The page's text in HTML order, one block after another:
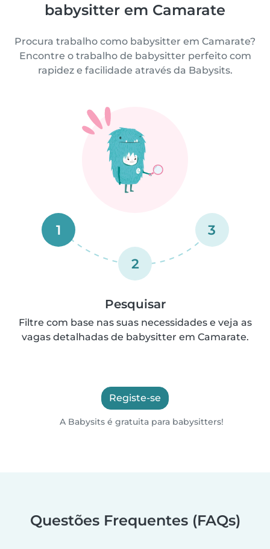
babysitter em Camarate
Procura trabalho como babysitter em Camarate?
Encontre o trabalho de babysitter perfeito com
rapidez e facilidade através da Babysits.
1
2
3
Pesquisar
Filtre com base nas suas necessidades e veja as
vagas detalhadas de babysitter em Camarate.
Registe-se
A Babysits é gratuita para babysitters!
Questões Frequentes (FAQs)